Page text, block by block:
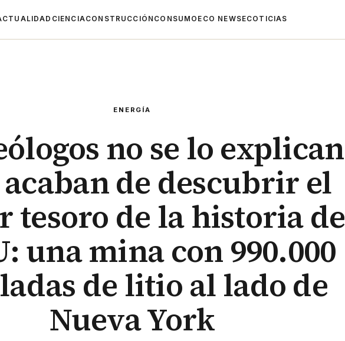
CIENCIACONSTRUCCIÓN CONSUMO ECO NEWS ECOTICIAS
ENERGÍA
no se lo explican
de descubrir el
tesoro de la historia de
una mina con 990.000
de litio al lado de
Nueva York